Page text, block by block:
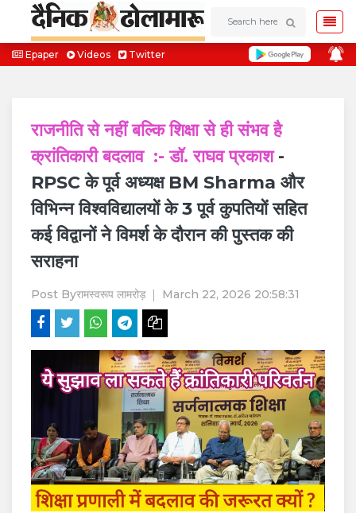
Epaper Videos Twitter
राजनीति से नहीं बल्कि शिक्षा से ही संभव है
क्रांतिकारी बदलाव :- डॉ. राघव प्रकाश-
RPSC के पूर्व अध्यक्ष BM Sharma और
विभिन्न विश्वविद्यालयों के 3 पूर्व कुपतियों सहित
कई विद्वानों ने विमर्श के दौरान की पुस्तक की
सराहना
Post Byरामस्वरूप लामरोड़ March 22, 2026 20:58:31